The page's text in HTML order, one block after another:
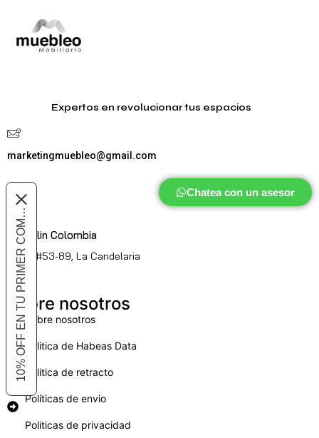
Expertos en revolucionar tus espacios
marketingmuebleo@gmail.com
Chatea con un asesor
Medellin Colombia
Cl. 51 #53-89, La Candelaria
Sobre nosotros
Sobre nosotros
Politica de Habeas Data
Politica de retracto
Políticas de envio
Politicas de privacidad
10% OFF EN TU PRIMER COMPRA